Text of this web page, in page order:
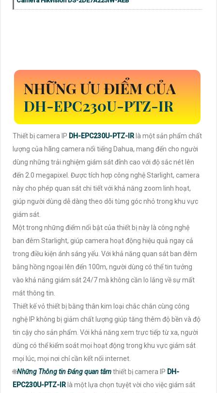
NHỮNG ƯU ĐIỂM CỦA
DH-EPC230U-PTZ-IR
Thiết bị camera IP DH-EPC230U-PTZ-IR là một sản phẩm chất
lượng của hãng camera nổi tiếng Dahua, mang đến cho người
dùng những trải nghiệm giám sát đỉnh cao với độ sắc nét lên
đến 2.0 megapixel. Được tích hợp công nghệ Starlight, camera
này cho phép quan sát chi tiết với khả năng zoom linh hoạt,
giúp người dùng dễ dàng theo dõi từng góc nhỏ trong khu vực
giám sát.
Một trong những điểm nổi bật của thiết bị này là công nghệ
ban đêm Starlight, giúp camera hoạt động hiệu quả ngay cả
trong điều kiện ánh sáng yếu. Với khả năng quan sát ban đêm
bằng hồng ngoại lên đến 100m, người dùng có thể tin tưởng
vào khả năng giám sát 24/7 mà không cần lo lắng về sự mất
mát thông tin.
Thiết kế vỏ thiết bị bằng thân kim loại chắc chắn cùng công
nghệ IP không bị giảm chất lượng giúp tăng thêm độ bền và độ
tin cậy cho sản phẩm. Với khả năng xem trực tiếp từ xa, người
dùng có thể kiểm soát mọi hoạt động trong khu vực giám sát
mọi lúc, mọi nơi chỉ cần kết nối internet.
🌐Những Thông tin Đáng quan tâmthiết bị camera IP DH-
EPC230U-PTZ-IR là một lựa chọn tuyệt vời cho việc giám sát